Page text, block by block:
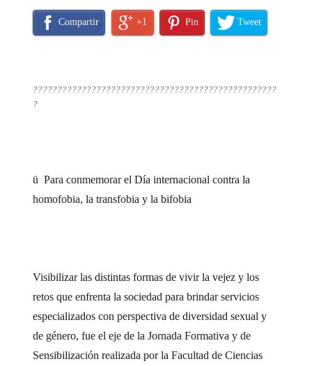
Compartir +1 Pin Tweet
??????????????????????????????????????????????????
?
üPara conmemorar el Día internacional contra la
homofobia, la transfobia y la bifobia
Visibilizar las distintas formas de vivir la vejez y los
retos que enfrenta la sociedad para brindar servicios
especializados con perspectiva de diversidad sexual y
de género, fue el eje de la Jornada Formativa y de
Sensibilización realizada por la Facultad de Ciencias